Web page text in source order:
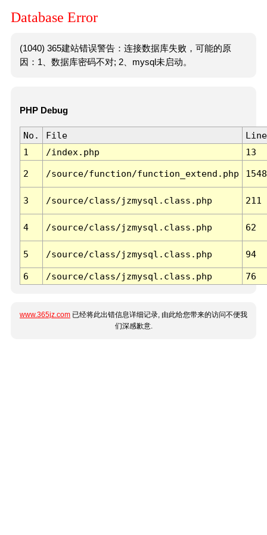
Database Error
(1040) 365建站错误警告：连接数据库失败，可能的原
因：1、数据库密码不对; 2、mysql未启动。
PHP Debug
No. File
Line
1
/index.php 13
2 /source/function/function_extend.php 1548
3 /source/class/jzmysql.class.php 211
4 /source/class/jzmysql.class.php 62
5 /source/class/jzmysql.class.php 94
6 /source/class/jzmysql.class.php 76
www.365jz.com 已经将此出错信息详细记录, 由此给您带来的访问不便我
们深感歉意.